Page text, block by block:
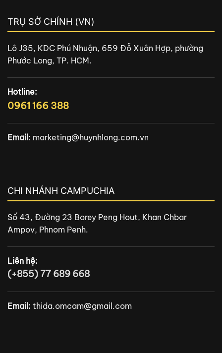
TRỤ SỞ CHÍNH (VN)
Lô J35, KDC Phú Nhuận, 659 Đỗ Xuân Hợp, phường
Phước Long, TP. HCM.
Hotline:
0961 166 388
Email : marketing@huynhlong.com.vn
CHI NHÁNH CAMPUCHIA
Số 43, Đường 23 Borey Peng Hout, Khan Chbar
Ampov, Phnom Penh.
Liên hệ:
(+855) 77 689 668
Email: thida.omcam@gmail.com